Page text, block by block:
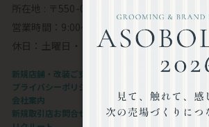
所在地 : 〒550-0002 大阪市西区江戸堀1-
営業時間：9:00～18:00
休日：土曜日・日曜日・祝日
新規店舗・改装ご支援します
プライバシーポリシー
会社案内
新規取引店お問合せフォーム